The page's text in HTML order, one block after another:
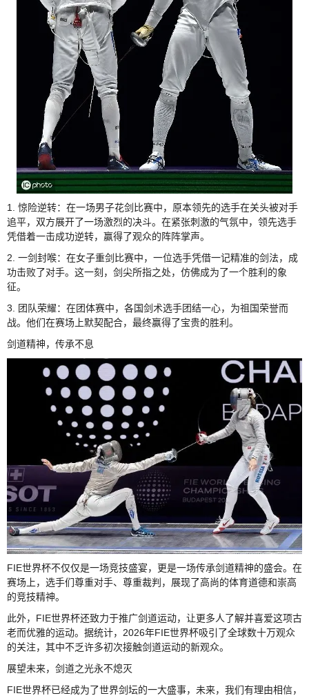
1. 惊险逆转：在一场男子花剑比赛中，原本领先的选手在关头被对手
追平，双方展开了一场激烈的决斗。在紧张刺激的气氛中，领先选手
凭借着一击成功逆转，赢得了观众的阵阵掌声。
2. 一剑封喉：在女子重剑比赛中，一位选手凭借一记精准的剑法，成
功击败了对手。这一刻，剑尖所指之处，仿佛成为了一个胜利的象
征。
3. 团队荣耀：在团体赛中，各国剑术选手团结一心，为祖国荣誉而
战。他们在赛场上默契配合，最终赢得了宝贵的胜利。
剑道精神，传承不息
FIE世界杯不仅仅是一场竞技盛宴，更是一场传承剑道精神的盛会。在
赛场上，选手们尊重对手、尊重裁判，展现了高尚的体育道德和崇高
的竞技精神。
此外，FIE世界杯还致力于推广剑道运动，让更多人了解并喜爱这项古
老而优雅的运动。据统计，2026年FIE世界杯吸引了全球数十万观众
的关注，其中不乏许多初次接触剑道运动的新观众。
展望未来，剑道之光永不熄灭
FIE世界杯已经成为了世界剑坛的一大盛事，未来，我们有理由相信，